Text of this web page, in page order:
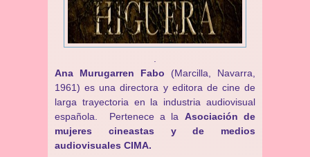
Ana Murugarren Fabo (Marcilla, Navarra,
1961) es una directora y editora de cine de
larga trayectoria en la industria audiovisual
española. Pertenece a la Asociación de
mujeres cineastas y de medios
audiovisuales CIMA.